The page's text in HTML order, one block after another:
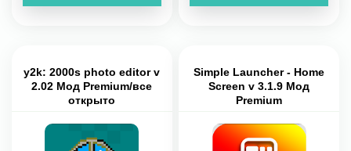
y2k: 2000s photo editor v
2.02 Мод Premium/все
открыто
Simple Launcher - Home
Screen v 3.1.9 Мод
Premium